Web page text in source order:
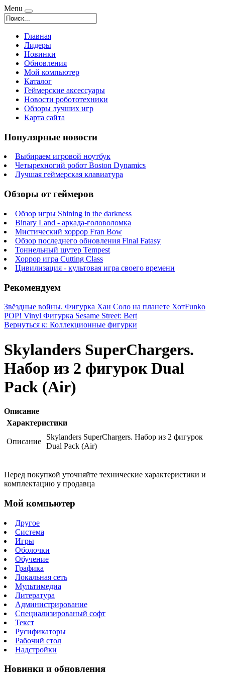
Menu
Главная
Лидеры
Новинки
Обновления
Мой компьютер
Каталог
Геймерские аксессуары
Новости робототехники
Обзоры лучших игр
Карта сайта
Популярные новости
Выбираем игровой ноутбук
Четырехногий робот Boston Dynamics
Лучшая геймерская клавиатура
Обзоры от геймеров
Обзор игры Shining in the darkness
Binary Land - аркада-головоломка
Мистический хоррор Fran Bow
Обзор последнего обновления Final Fatasy
Тоннельный шутер Tempest
Хоррор игра Cutting Class
Цивилизация - культовая игра своего времени
Рекомендуем
Звёздные войны. Фигурка Хан Соло на планете ХотFunko
POP! Vinyl Фигурка Sesame Street: Bert
Вернуться к: Коллекционные фигурки
Skylanders SuperChargers.
Набор из 2 фигурок Dual
Pack (Air)
Описание
Характеристики
Описание
Skylanders SuperChargers. Набор из 2 фигурок
Dual Pack (Air)
Перед покупкой уточняйте технические характеристики и
комплектацию у продавца
Мой компьютер
Другое
Система
Игры
Оболочки
Обучение
Графика
Локальная сеть
Мультимедиа
Литература
Администрирование
Специализированый софт
Текст
Русификаторы
Рабочий стол
Надстройки
Новинки и обновления